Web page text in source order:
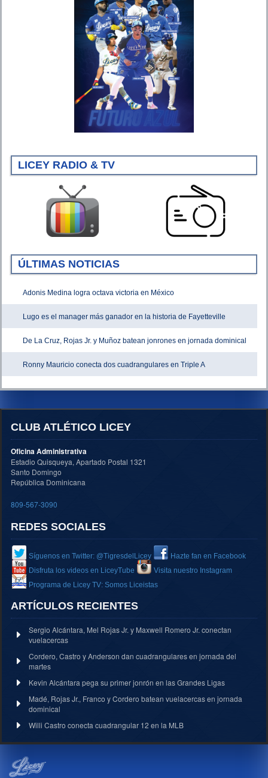
LICEY RADIO & TV
ÚLTIMAS NOTICIAS
Adonis Medina logra octava victoria en México
Lugo es el manager más ganador en la historia de Fayetteville
De La Cruz, Rojas Jr. y Muñoz batean jonrones en jornada dominical
Ronny Mauricio conecta dos cuadrangulares en Triple A
CLUB ATLÉTICO LICEY
Oficina Administrativa
Estadio Quisqueya, Apartado Postal 1321
Santo Domingo
República Dominicana
809-567-3090
REDES SOCIALES
Síguenos en Twitter: @TigresdelLicey
Hazte fan en Facebook
Disfruta los videos en LiceyTube
Visita nuestro Instagram
Programa de Licey TV: Somos Liceistas
ARTÍCULOS RECIENTES
Sergio Alcántara, Mel Rojas Jr. y Maxwell Romero Jr. conectan
vuelacercas
Cordero, Castro y Anderson dan cuadrangulares en jornada del
martes
Kevin Alcántara pega su primer jonrón en las Grandes Ligas
Madé, Rojas Jr., Franco y Cordero batean vuelacercas en jornada
dominical
Willi Castro conecta cuadrangular 12 en la MLB